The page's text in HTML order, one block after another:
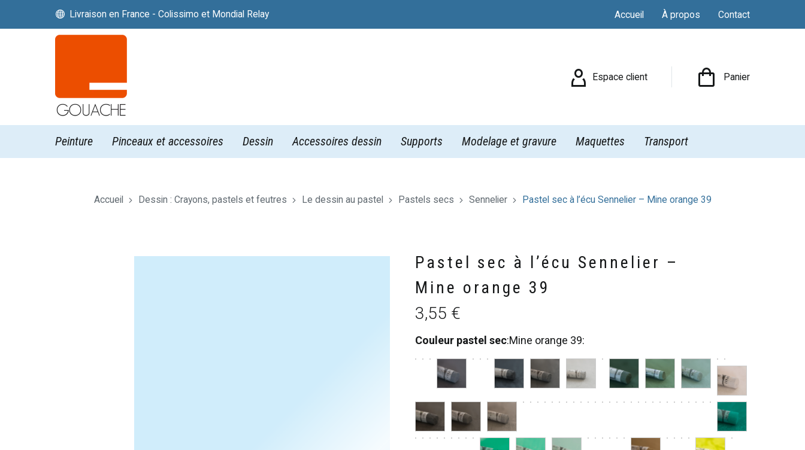

 Livraison en France - Colissimo et Mondial Relay Accueil À propos Contact
 Espace client Panier
Peinture Pinceaux et accessoires Dessin Accessoires dessin Supports Modelage et gravure Maquettes Transport
Accueil Dessin : Crayons, pastels et feutres Le dessin au pastel Pastels secs Sennelier Pastel sec à l’écu Sennelier – Mine orange 39
Pastel sec à l’écu Sennelier –
Mine orange 39
3,55 €
Couleur pastel sec:Mine orange 39